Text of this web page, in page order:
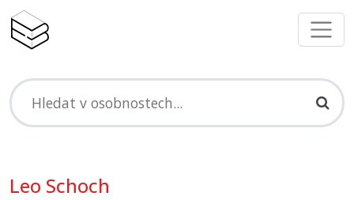
Leo Schoch